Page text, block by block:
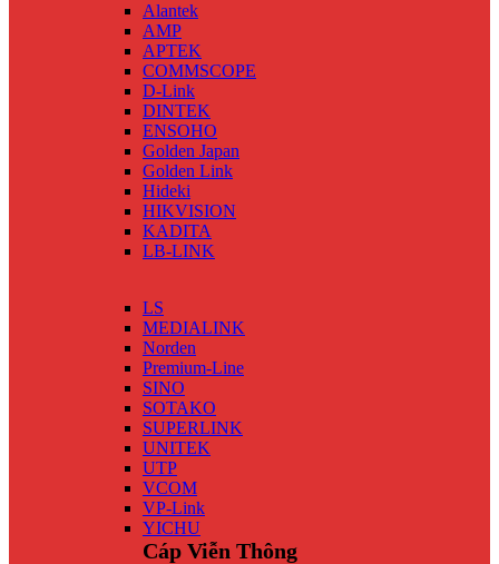
Alantek
AMP
APTEK
COMMSCOPE
D-Link
DINTEK
ENSOHO
Golden Japan
Golden Link
Hideki
HIKVISION
KADITA
LB-LINK
LS
MEDIALINK
Norden
Premium-Line
SINO
SOTAKO
SUPERLINK
UNITEK
UTP
VCOM
VP-Link
YICHU
Cáp Viễn Thông